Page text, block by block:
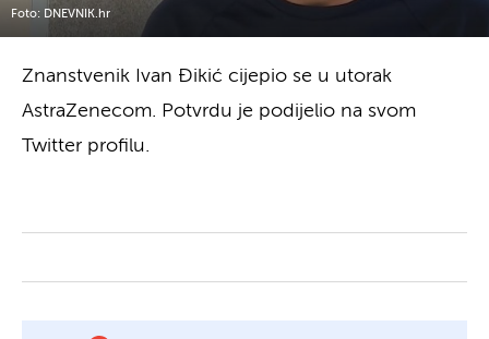
Foto: DNEVNIK.hr
Znanstvenik Ivan Đikić cijepio se u utorak
AstraZenecom. Potvrdu je podijelio na svom
Twitter profilu.